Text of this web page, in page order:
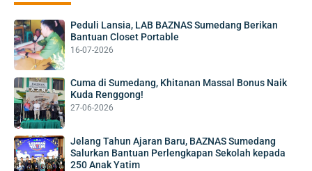
Peduli Lansia, LAB BAZNAS Sumedang Berikan
Bantuan Closet Portable
16-07-2026
Cuma di Sumedang, Khitanan Massal Bonus Naik
Kuda Renggong!
27-06-2026
Jelang Tahun Ajaran Baru, BAZNAS Sumedang
Salurkan Bantuan Perlengkapan Sekolah kepada
250 Anak Yatim